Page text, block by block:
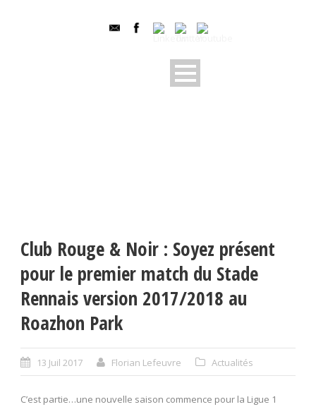
Club Rouge & Noir : Soyez présent
pour le premier match du Stade
Rennais version 2017/2018 au
Roazhon Park
13 Juil 2017 Florian Lefeuvre Actualités
C’est partie…une nouvelle saison commence pour la Ligue 1